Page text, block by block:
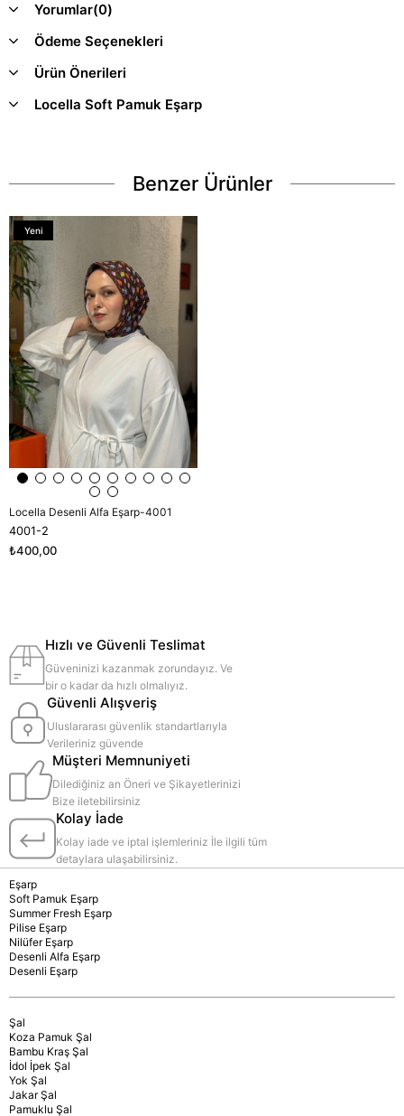
Yorumlar(0)
Ödeme Seçenekleri
Ürün Önerileri
Locella Soft Pamuk Eşarp
Benzer Ürünler
Locella Desenli Alfa Eşarp-4001
4001-2
₺400,00
Yeni
Ürün
Hızlı ve Güvenli Teslimat
Güveninizi kazanmak zorundayız. Ve
bir o kadar da hızlı olmalıyız.
Güvenli Alışveriş
Uluslararası güvenlik standartlarıyla
Verileriniz güvende
Müşteri Memnuniyeti
Dilediğiniz an Öneri ve Şikayetlerinizi
Bize iletebilirsiniz
Kolay İade
Kolay iade ve iptal işlemleriniz İle ilgili tüm
detaylara ulaşabilirsiniz.
Eşarp
Soft Pamuk Eşarp
Summer Fresh Eşarp
Pilise Eşarp
Nilüfer Eşarp
Desenli Alfa Eşarp
Desenli Eşarp
Şal
Koza Pamuk Şal
Bambu Kraş Şal
İdol İpek Şal
Yok Şal
Jakar Şal
Pamuklu Şal